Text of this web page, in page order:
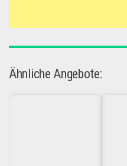
Ähnliche Angebote: